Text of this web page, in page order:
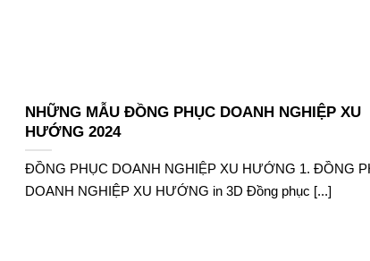
NHỮNG MẪU ĐỒNG PHỤC DOANH NGHIỆP XU
HƯỚNG 2024
ĐỒNG PHỤC DOANH NGHIỆP XU HƯỚNG 1. ĐỒNG
DOANH NGHIỆP XU HƯỚNG in 3D Đồng phục [...]